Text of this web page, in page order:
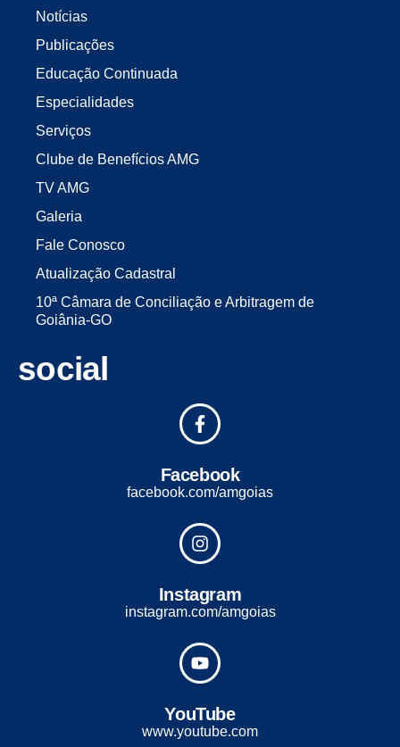
Notícias
Publicações
Educação Continuada
Especialidades
Serviços
Clube de Benefícios AMG
TV AMG
Galeria
Fale Conosco
Atualização Cadastral
10ª Câmara de Conciliação e Arbitragem de
Goiânia-GO
social
Facebook
facebook.com/amgoias
Instagram
instagram.com/amgoias
YouTube
www.youtube.com